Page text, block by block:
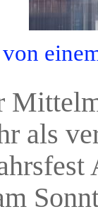
als